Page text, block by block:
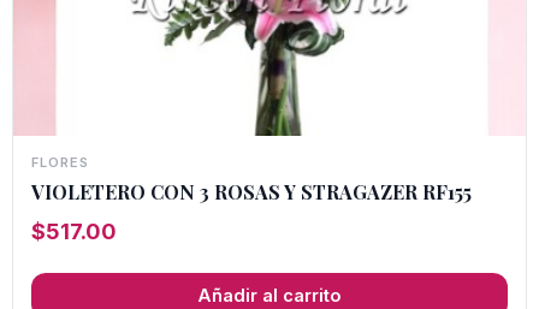
FLORES
VIOLETERO CON 3 ROSAS Y STRAGAZER RF155
$517.00
Añadir al carrito